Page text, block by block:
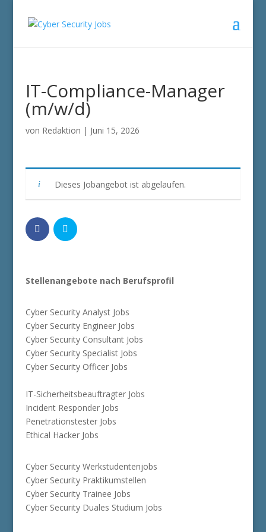
IT-Compliance-Manager
(m/w/d)
von Redaktion | Juni 15, 2026
Dieses Jobangebot ist abgelaufen.
Stellenangebote nach Berufsprofil
Cyber Security Analyst Jobs
Cyber Security Engineer Jobs
Cyber Security Consultant Jobs
Cyber Security Specialist Jobs
Cyber Security Officer Jobs
IT-Sicherheitsbeauftragter Jobs
Incident Responder Jobs
Penetrationstester Jobs
Ethical Hacker Jobs
Cyber Security Werkstudentenjobs
Cyber Security Praktikumstellen
Cyber Security Trainee Jobs
Cyber Security Duales Studium Jobs